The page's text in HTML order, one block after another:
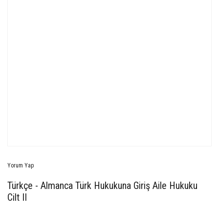
Yorum Yap
Türkçe - Almanca Türk Hukukuna Giriş Aile Hukuku
Cilt II